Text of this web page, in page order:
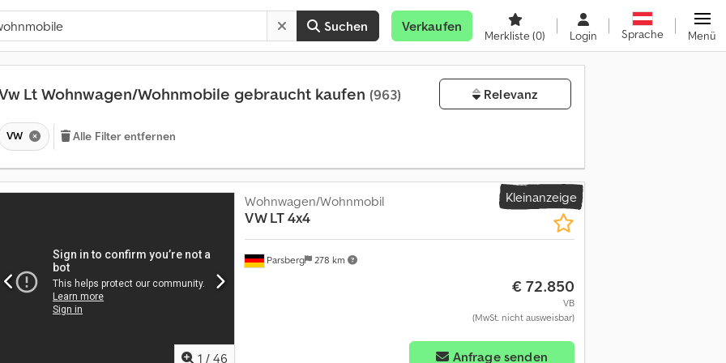
Suchen Verkaufen
Merkliste(0) Login Sprache Menü
Lt Wohnwagen/Wohnmobile gebraucht kaufen (963) Relevanz
VW Alle Filter entfernen
Kleinanzeige
1 / 46
Parsberg 278 km
Wohnwagen/Wohnmobil
VW LT4x4
€ 72.850
VB
(MwSt. nicht ausweisbar)
Anfrage senden